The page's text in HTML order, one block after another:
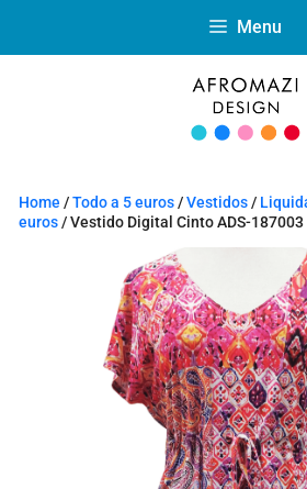
Menu
Home /Todo a 5 euros/Vestidos/
euros/ Vestido Digital Cinto ADS-187003